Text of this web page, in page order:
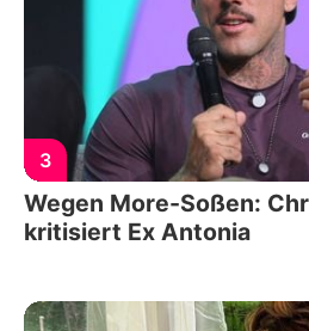
3
Wegen More-Soßen:
kritisiert Ex Antonia